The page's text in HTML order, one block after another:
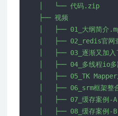
│   └── 代码.zip
├── 视频
│   ├── 01_大纲简介
│   ├── 02_redis官网
│   ├── 03_逐渐又加
│   ├── 04_多线程io
│   ├── 05_TK
│   ├── 06_srm框架整
│   ├── 07_缓存案例-
│   ├── 08_缓存案例-